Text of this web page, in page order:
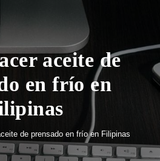
aceite de
en frío en
de prensado en frío en Filipinas